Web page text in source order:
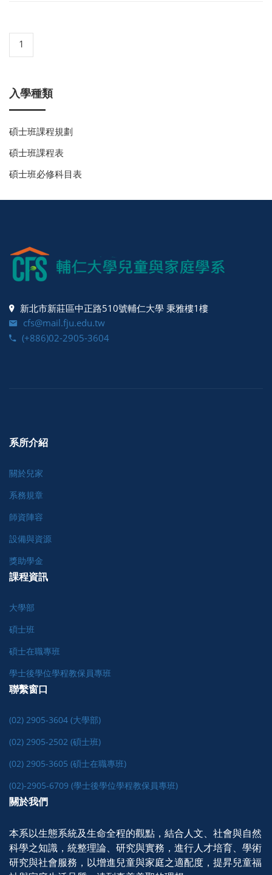
1
入學種類
碩士班課程規劃
碩士班課程表
碩士班必修科目表
新北市新莊區中正路510號輔仁大學 秉雅樓1樓
cfs@mail.fju.edu.tw
(+886)02-2905-3604
系所介紹
關於兒家
系務規章
師資陣容
設備與資源
獎助學金
課程資訊
大學部
碩士班
碩士在職專班
學士後學位學程教保員專班
聯繫窗口
(02) 2905-3604 (大學部)
(02) 2905-2502 (碩士班)
(02) 2905-3605 (碩士在職專班)
(02)-2905-6709 (學士後學位學程教保員專班)
關於我們
本系以生態系統及生命全程的觀點，結合人文、社會與自然
科學之知識，統整理論、研究與實務，進行人才培育、學術
研究與社會服務，以增進兒童與家庭之適配度，提昇兒童福